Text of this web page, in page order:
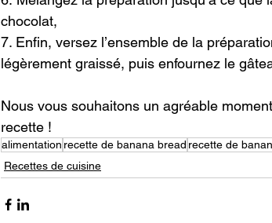
chocolat,
7. Enfin, versez l’ensemble de la
légèrement graissé, puis enfournez le
Nous vous souhaitons un agréable
recette !
alimentation recette de banana bread recette de
Recettes de cuisine